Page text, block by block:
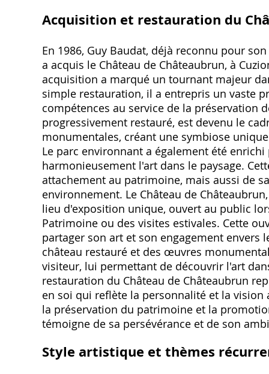
Acquisition et restauration du
En 1986, Guy Baudat, déjà reconnu pour
a acquis le Château de Châteaubrun, à
acquisition a marqué un tournant majeur
simple restauration, il a entrepris un vaste
compétences au service de la préservation
progressivement restauré, est devenu le
monumentales, créant une symbiose
Le parc environnant a également été
harmonieusement l'art dans le paysage.
attachement au patrimoine, mais aussi de
environnement. Le Château de
lieu d'exposition unique, ouvert au public
Patrimoine ou des visites estivales. Cette
partager son art et son engagement envers
château restauré et des œuvres
visiteur, lui permettant de découvrir l'art
restauration du Château de Châteaubrun
en soi qui reflète la personnalité et la
la préservation du patrimoine et la
témoigne de sa persévérance et de son
Style artistique et thèmes